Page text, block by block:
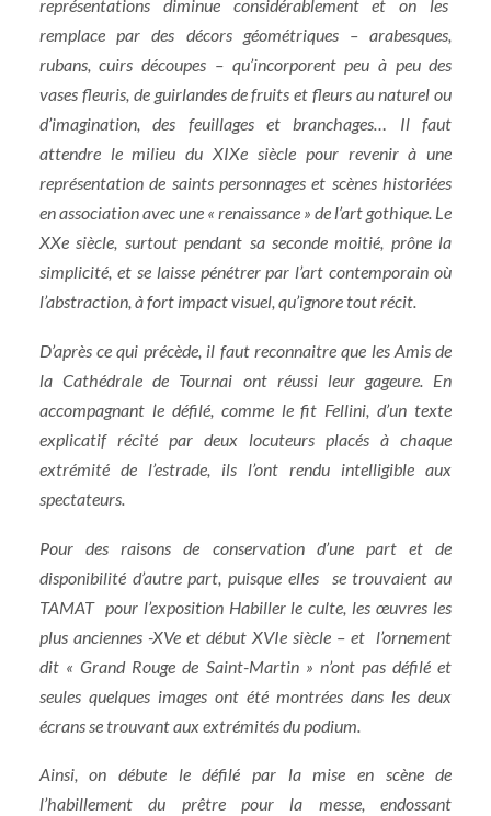
représentations diminue considérablement et on les
remplace par des décors géométriques – arabesques,
rubans, cuirs découpes – qu’incorporent peu à peu des
vases fleuris, de guirlandes de fruits et fleurs au naturel ou
d’imagination, des feuillages et branchages… Il faut
attendre le milieu du XIXe siècle pour revenir à une
représentation de saints personnages et scènes historiées
en association avec une « renaissance » de l’art gothique. Le
XXe siècle, surtout pendant sa seconde moitié, prône la
simplicité, et se laisse pénétrer par l’art contemporain où
l’abstraction, à fort impact visuel, qu’ignore tout récit.
D’après ce qui précède, il faut reconnaitre que les Amis de
la Cathédrale de Tournai ont réussi leur gageure. En
accompagnant le défilé, comme le fit Fellini, d’un texte
explicatif récité par deux locuteurs placés à chaque
extrémité de l’estrade, ils l’ont rendu intelligible aux
spectateurs.
Pour des raisons de conservation d’une part et de
disponibilité d’autre part, puisque elles se trouvaient au
TAMAT pour l’exposition Habiller le culte, les œuvres les
plus anciennes -XVe et début XVIe siècle – et l’ornement
dit « Grand Rouge de Saint-Martin » n’ont pas défilé et
seules quelques images ont été montrées dans les deux
écrans se trouvant aux extrémités du podium.
Ainsi, on débute le défilé par la mise en scène de
l’habillement du prêtre pour la messe, endossant